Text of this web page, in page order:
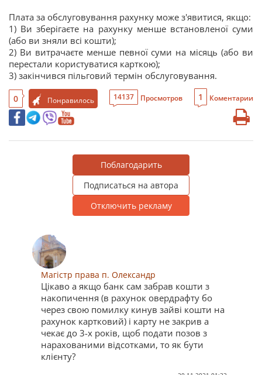
Плата за обслуговування рахунку може з'явитися, якщо:
1) Ви зберігаєте на рахунку менше встановленої суми
(або ви зняли всі кошти);
2) Ви витрачаєте менше певної суми на місяць (або ви
перестали користуватися карткою);
3) закінчився пільговий термін обслуговування.
0 Понравилось 14137 Просмотров 1 Коментарии
Поблагодарить
Подписаться на автора
Отключить рекламу
Магістр права п. Олександр
Цікаво а якщо банк сам забрав кошти з
накопичення (в рахунок овердрафту бо
через свою помилку кинув зайві кошти на
рахунок картковий) і карту не закрив а
чекає до 3-х років, щоб подати позов з
нарахованими відсотками, то як бути
клієнту?